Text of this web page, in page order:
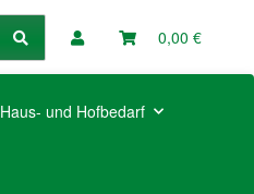
0,00 €
Haus- und Hofbedarf